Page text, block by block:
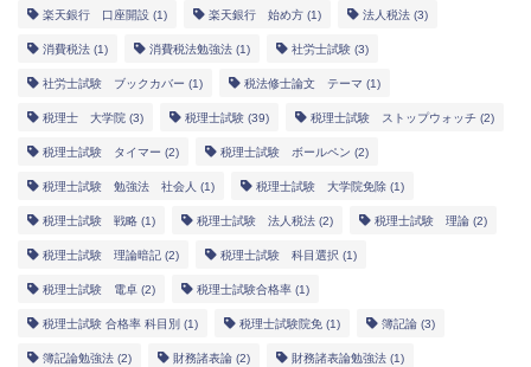
楽天銀行 口座開設 (1) 楽天銀行 始め方 (1) 法人税法 (3)
消費税法 (1) 消費税法勉強法 (1) 社労士試験 (3)
社労士試験 ブックカバー (1) 税法修士論文 テーマ (1)
税理士 大学院 (3) 税理士試験 (39) 税理士試験 ストップウォッチ (2)
税理士試験 タイマー (2) 税理士試験 ボールペン (2)
税理士試験 勉強法 社会人 (1) 税理士試験 大学院免除 (1)
税理士試験 戦略 (1) 税理士試験 法人税法 (2) 税理士試験 理論 (2)
税理士試験 理論暗記 (2) 税理士試験 科目選択 (1)
税理士試験 電卓 (2) 税理士試験合格率 (1)
税理士試験 合格率 科目別 (1) 税理士試験院免 (1) 簿記論 (3)
簿記論勉強法 (2) 財務諸表論 (2) 財務諸表論勉強法 (1)